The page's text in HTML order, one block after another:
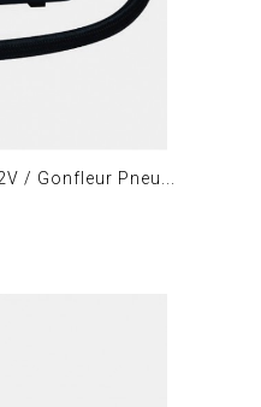
/ Gonfleur Pneu...